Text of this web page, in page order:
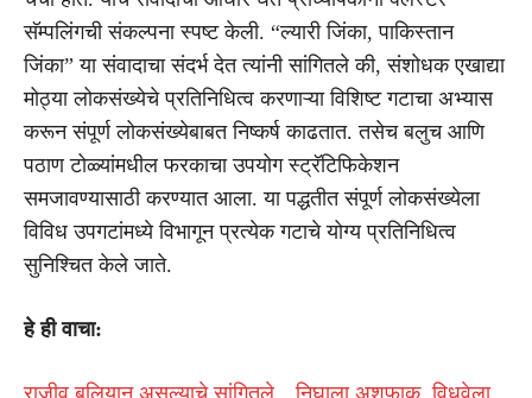
सॅम्पलिंगची संकल्पना स्पष्ट केली. “ल्यारी जिंका, पाकिस्तान
जिंका” या संवादाचा संदर्भ देत त्यांनी सांगितले की, संशोधक एखाद्या
मोठ्या लोकसंख्येचे प्रतिनिधित्व करणाऱ्या विशिष्ट गटाचा अभ्यास
करून संपूर्ण लोकसंख्येबाबत निष्कर्ष काढतात. तसेच बलुच आणि
पठाण टोळ्यांमधील फरकाचा उपयोग स्ट्रॅटिफिकेशन
समजावण्यासाठी करण्यात आला. या पद्धतीत संपूर्ण लोकसंख्येला
विविध उपगटांमध्ये विभागून प्रत्येक गटाचे योग्य प्रतिनिधित्व
सुनिश्चित केले जाते.
हे ही वाचा:
राजीव बलियान असल्याचे सांगितले…निघाला अशफाक, विधवेला